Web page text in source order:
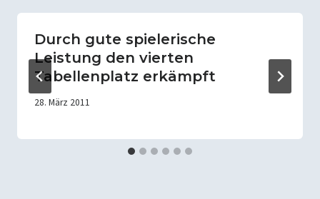
Durch gute spielerische
Leistung den vierten
Tabellenplatz erkämpft
28. März 2011